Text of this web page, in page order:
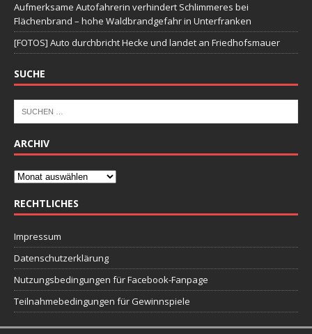
Aufmerksame Autofahrerin verhindert Schlimmeres bei
Flächenbrand – hohe Waldbrandgefahr in Unterfranken
[FOTOS] Auto durchbricht Hecke und landet an Friedhofsmauer
SUCHE
ARCHIV
RECHTLICHES
Impressum
Datenschutzerklärung
Nutzungsbedingungen für Facebook-Fanpage
Teilnahmebedingungen für Gewinnspiele